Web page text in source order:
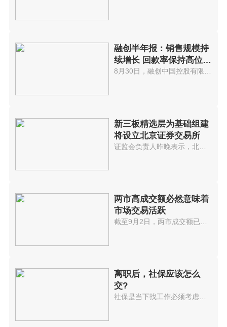
融创半年报：销售规模持
续增长 回款率保持高位水
平
8月30日，融创中国控股有限公司(...
新三板精选层为基础组建
将设立北京证券交易所
证监会负责人昨晚表示，北京证券...
两市高成交额必然意味着
市场交易活跃
离职后，社保应该怎么
交?